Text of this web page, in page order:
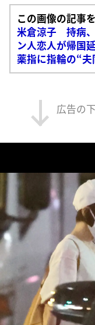
この画像の記事
米倉涼子 持病
ン人恋人が帰国
薬指に指輪の“
広告の